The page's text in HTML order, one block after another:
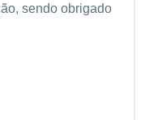
sendo obrigado